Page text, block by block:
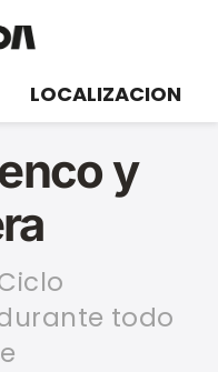
LOCALIZACION
y
todo